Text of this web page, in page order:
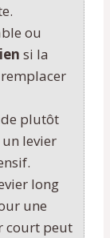
ou
si la
plutôt
levier
long
une
court peut